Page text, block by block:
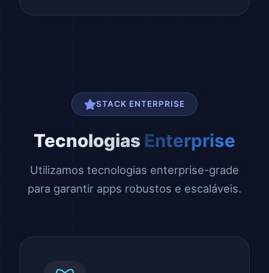
STACK ENTERPRISE
Tecnologias Enterprise
Utilizamos tecnologias enterprise-grade
para garantir apps robustos e escaláveis.